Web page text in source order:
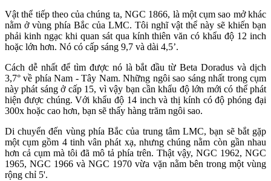
Vật thể tiếp theo của chúng ta, NGC 1866, là một cụm sao mở khác
nằm ở vùng phía Bắc của LMC. Tôi nghĩ vật thể này sẽ khiến bạn
phải kinh ngạc khi quan sát qua kính thiên văn có khẩu độ 12 inch
hoặc lớn hơn. Nó có cấp sáng 9,7 và dài 4,5’.
Cách dễ nhất để tìm được nó là bắt đầu từ Beta Doradus và dịch
3,7° về phía Nam - Tây Nam. Những ngôi sao sáng nhất trong cụm
này phát sáng ở cấp 15, vì vậy bạn cần khẩu độ lớn mới có thể phát
hiện được chúng. Với khẩu độ 14 inch và thị kính có độ phóng đại
300x hoặc cao hơn, bạn sẽ thấy hàng trăm ngôi sao.
Di chuyển đến vùng phía Bắc của trung tâm LMC, bạn sẽ bắt gặp
một cụm gồm 4 tinh vân phát xạ, nhưng chúng nằm còn gần nhau
hơn cả cụm mà tôi đã mô tả phía trên. Thật vậy, NGC 1962, NGC
1965, NGC 1966 và NGC 1970 vừa vặn nằm bên trong một vùng
rộng chỉ 5'.